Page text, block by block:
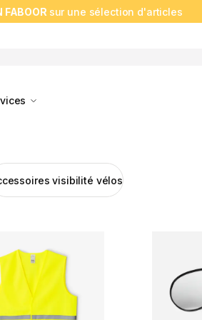
FABOOR sur une sélection d'articles
visibilité vélos